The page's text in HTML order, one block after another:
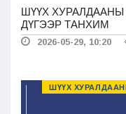
ШҮҮХ ХУРАЛДААНЫ
ДҮГЭЭР ТАНХИМ
2026-05-29, 10:20
ШҮҮХ